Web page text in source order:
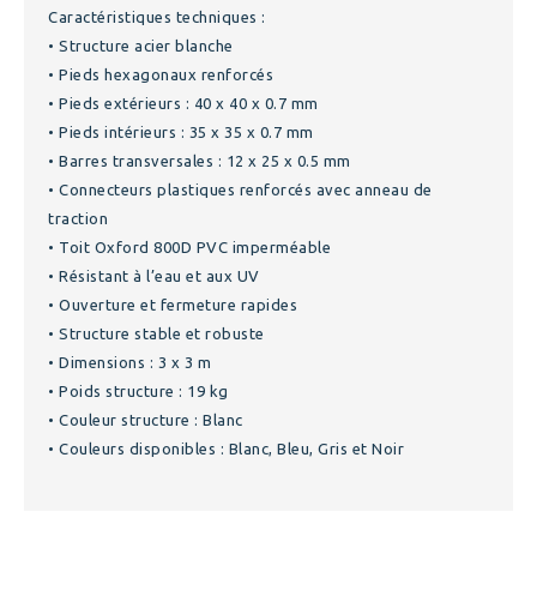
Caractéristiques techniques :
• Structure acier blanche
• Pieds hexagonaux renforcés
• Pieds extérieurs : 40 x 40 x 0.7 mm
• Pieds intérieurs : 35 x 35 x 0.7 mm
• Barres transversales : 12 x 25 x 0.5 mm
• Connecteurs plastiques renforcés avec anneau de
traction
• Toit Oxford 800D PVC imperméable
• Résistant à l’eau et aux UV
• Ouverture et fermeture rapides
• Structure stable et robuste
• Dimensions : 3 x 3 m
• Poids structure : 19 kg
• Couleur structure : Blanc
• Couleurs disponibles : Blanc, Bleu, Gris et Noir